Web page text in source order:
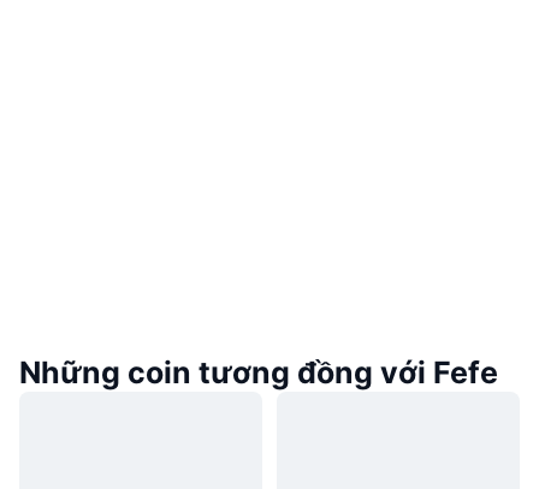
Những coin tương đồng với Fefe